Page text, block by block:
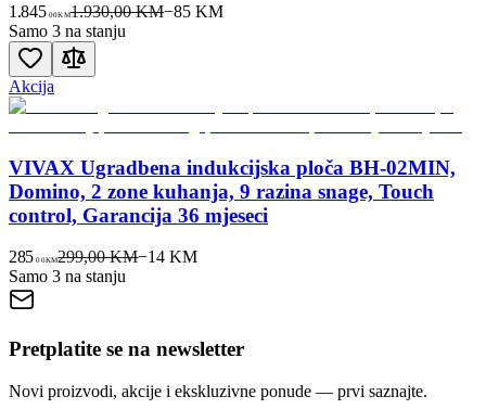
1.845 00KM1.930,00 KM−85KM
Samo 3 na stanju
Akcija
VIVAX Ugradbena indukcijska ploča BH-02MIN,
Domino, 2 zone kuhanja, 9 razina snage, Touch
control, Garancija 36 mjeseci
285 00KM299,00 KM−14 KM
Samo 3 na stanju
Pretplatite se na newsletter
Novi proizvodi, akcije i ekskluzivne ponude — prvi saznajte.